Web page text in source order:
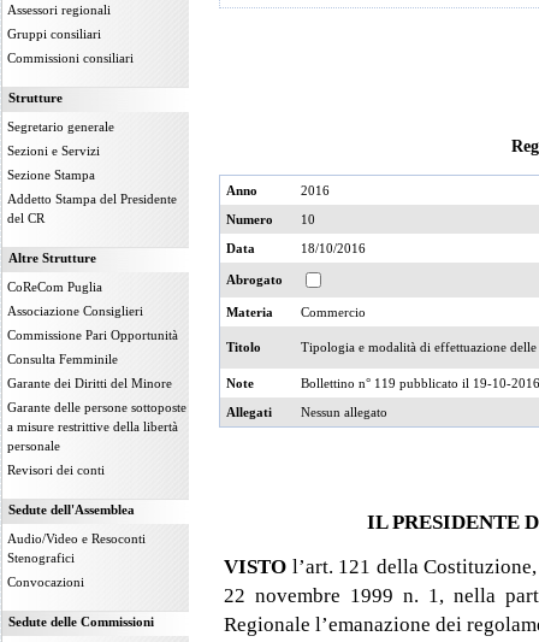
Assessori regionali
Gruppi consiliari
Commissioni consiliari
Strutture
Segretario generale
Sezioni e Servizi
Sezione Stampa
Addetto Stampa del Presidente
del CR
Altre Strutture
CoReCom Puglia
Associazione Consiglieri
Commissione Pari Opportunità
Consulta Femminile
Garante dei Diritti del Minore
Garante delle persone sottoposte
a misure restrittive della libertà
personale
Revisori dei conti
Sedute dell'Assemblea
Audio/Video e Resoconti
Stenografici
Convocazioni
Sedute delle Commissioni
Anno
2016
Numero
10
Data
18/10/2016
Abrogato
Materia Commercio
Titolo Tipologia e modalità di effettuazione
Note
Bollettino n° 119 pubblicato il 19-10-2016
Allegati
Nessun allegato
IL PRESIDENTE
VISTO l’art. 121 della
22 novembre 1999 n. 1, nella
Regionale l’emanazione dei